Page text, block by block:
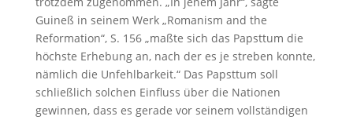
Guineß in seinem Werk „Romanism and the
Reformation“, S. 156 „maßte sich das Papsttum die
höchste Erhebung an, nach der es je streben konnte,
nämlich die Unfehlbarkeit.“ Das Papsttum soll
schließlich solchen Einfluss über die Nationen
gewinnen, dass es gerade vor seinem vollständigen